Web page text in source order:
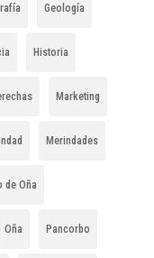
Geología
Historia
Marketing
Merindades
de Oña
Oña Pancorbo